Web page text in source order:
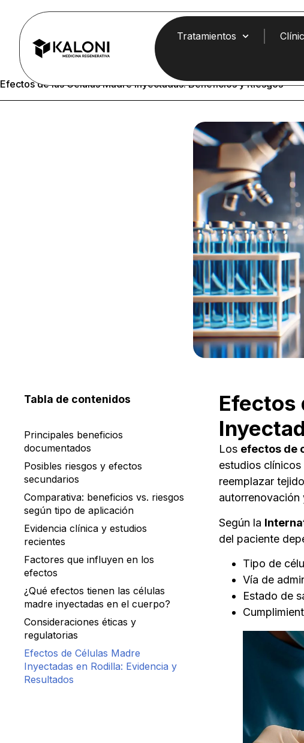
Tratamientos
Efectos de las Células Madre Inyectadas: Beneficios y Riesgos
Tabla de contenidos
Principales beneficios
documentados
Posibles riesgos y efectos
secundarios
Comparativa: beneficios vs. riesgos
según tipo de aplicación
Evidencia clínica y estudios
recientes
Factores que influyen en los
efectos
¿Qué efectos tienen las células
madre inyectadas en el cuerpo?
Consideraciones éticas y
regulatorias
Efectos de Células Madre
Inyectadas en Rodilla: Evidencia y
Resultados
Efectos
​Los efectos de
estudios clínicos
reemplazar
autorrenovación
Según la
del paciente
Tipo de
Vía de
Estado de